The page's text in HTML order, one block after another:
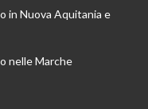
in Nuova Aquitania e
nelle Marche